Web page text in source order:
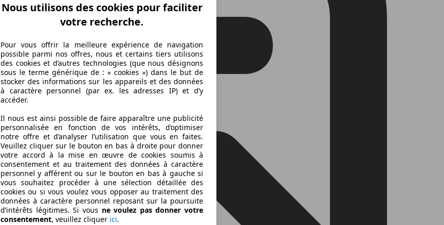
Nous utilisons des cookies pour faciliter
votre recherche.
Pour vous offrir la meilleure expérience de navigation
possible parmi nos offres, nous et certains tiers utilisons
des cookies et d’autres technologies (que nous désignons
sous le terme générique de : « cookies ») dans le but de
stocker des informations sur les appareils et des données
à caractère personnel (par ex. les adresses IP) et d’y
accéder.
Il nous est ainsi possible de faire apparaître une publicité
personnalisée en fonction de vos intérêts, d’optimiser
notre offre et d’analyser l’utilisation que vous en faites.
Veuillez cliquer sur le bouton en bas à droite pour donner
votre accord à la mise en œuvre de cookies soumis à
consentement et au traitement des données à caractère
personnel y afférent ou sur le bouton en bas à gauche si
vous souhaitez procéder à une sélection détaillée des
cookies ou si vous voulez vous opposer au traitement des
données à caractère personnel reposant sur la poursuite
d’intérêts légitimes. Si vous ne voulez pas donner votre
consentement, veuillez cliquer ici.